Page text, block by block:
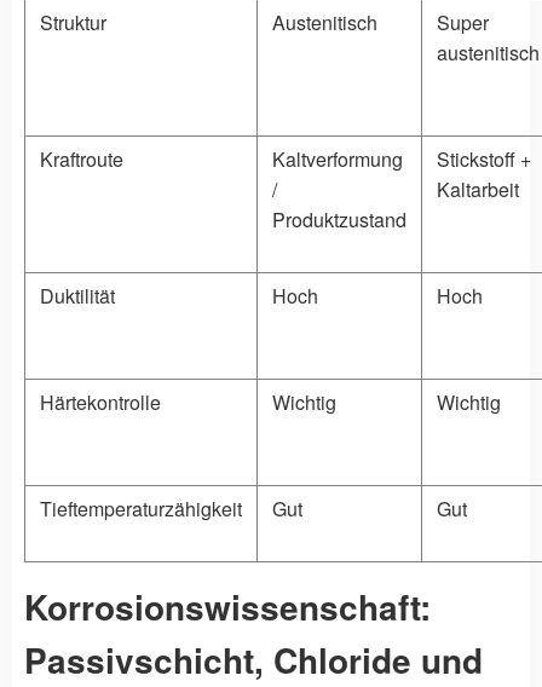
Struktur Austenitisch
Super
austenitisch
Kraftroute
Kaltverformung
/
Produktzustand
Stickstoff +
Kaltarbeit
Duktilität Hoch Hoch
Härtekontrolle Wichtig Wichtig
Tieftemperaturzähigkeit Gut Gut
Korrosionswissenschaft:
Passivschicht, Chloride und